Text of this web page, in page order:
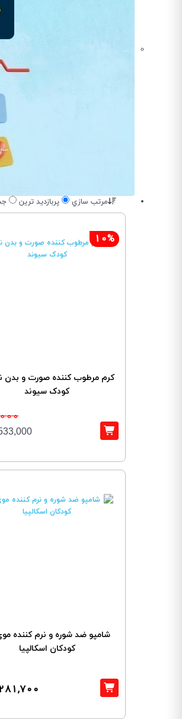
مرتب سازي پربازديد ترين
10%
کرم مرطوب کننده صورت و بدن
کودک سیوند
شامپو ضد شوره و نرم کننده
کودکان اسکالپیا